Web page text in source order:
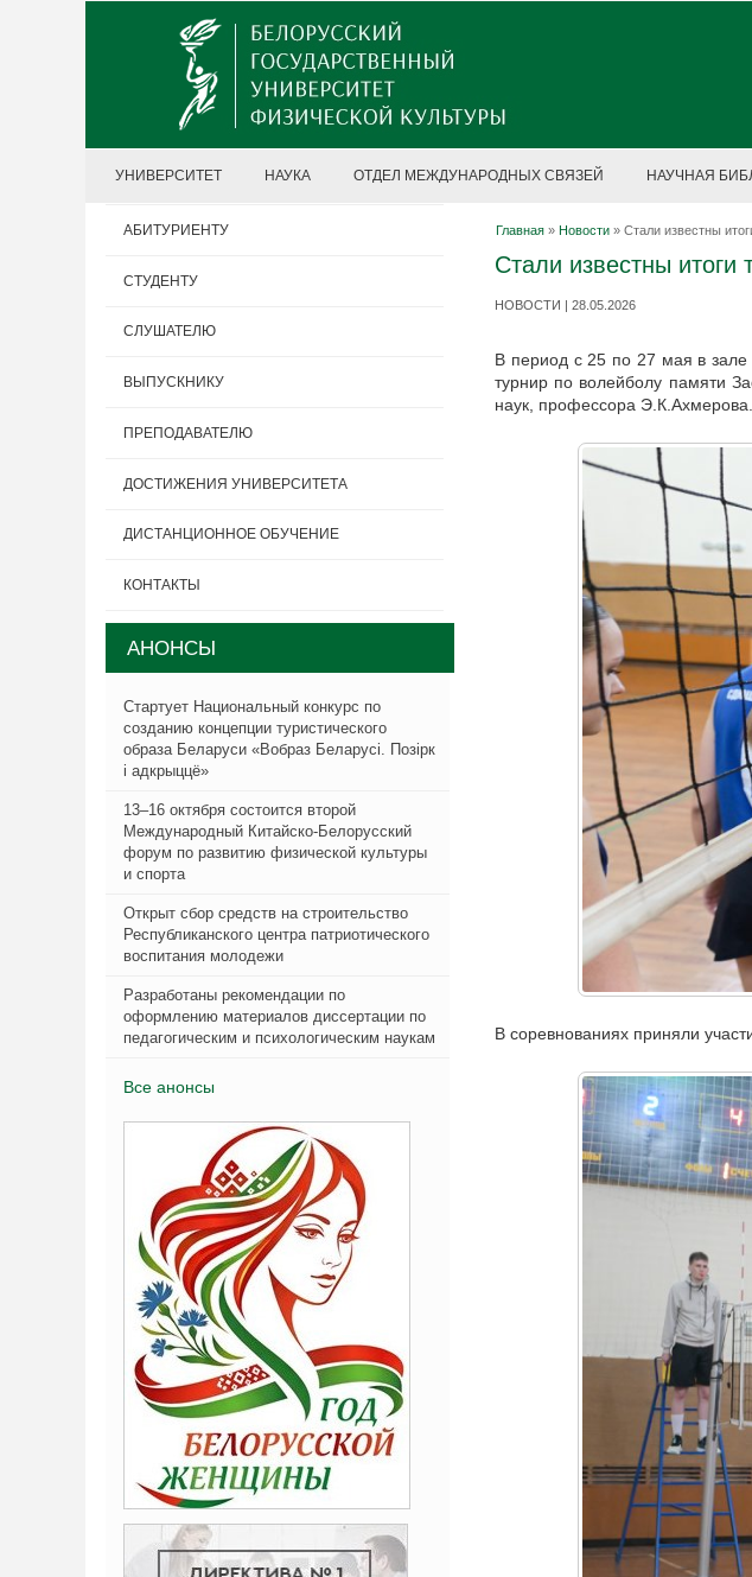
УНИВЕРСИТЕТ НАУКА ОТДЕЛ МЕЖДУНАРОДНЫХ СВЯЗЕЙ НАУЧНАЯ
Главная » Новости » Стали известны
Стали известны
НОВОСТИ | 28.05.2026
В период с 25 по 27 мая в зале
турнир по волейболу памяти
наук, профессора Э.К.Ахмерова.
В соревнованиях приняли
АБИТУРИЕНТУ
СТУДЕНТУ
СЛУШАТЕЛЮ
ВЫПУСКНИКУ
ПРЕПОДАВАТЕЛЮ
ДОСТИЖЕНИЯ УНИВЕРСИТЕТА
ДИСТАНЦИОННОЕ ОБУЧЕНИЕ
КОНТАКТЫ
АНОНСЫ
Стартует Национальный конкурс по
созданию концепции туристического
образа Беларуси «Вобраз Беларусi. Позiрк
i адкрыццё»
13–16 октября состоится второй
Международный Китайско-Белорусский
форум по развитию физической культуры
и спорта
Открыт сбор средств на строительство
Республиканского центра патриотического
воспитания молодежи
Разработаны рекомендации по
оформлению материалов диссертации по
педагогическим и психологическим наукам
Все анонсы